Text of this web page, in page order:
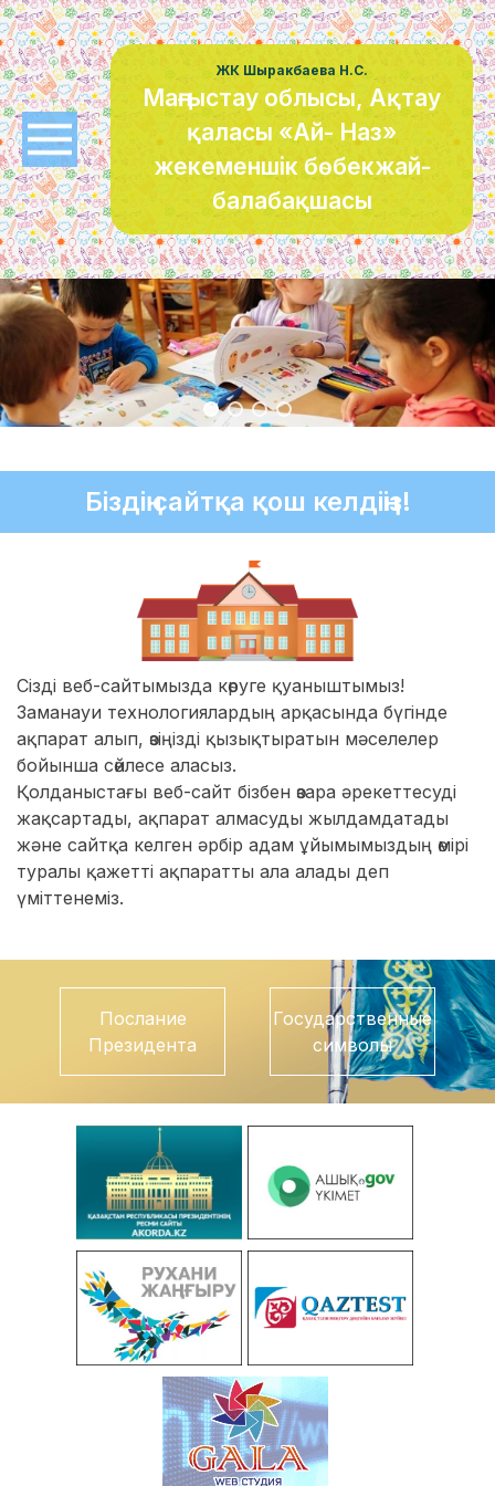
ЖК Шыракбаева Н.С.
Маңғыстау облысы, Ақтау
қаласы «Ай- Наз»
жекеменшік бөбекжай-
балабақшасы
Біздің сайтқа қош келдіңіз!
Сізді веб-сайтымызда көруге қуаныштымыз!
Заманауи технологиялардың арқасында бүгінде
ақпарат алып, өзіңізді қызықтыратын мәселелер
бойынша сөйлесе аласыз.
Қолданыстағы веб-сайт бізбен өзара әрекеттесуді
жақсартады, ақпарат алмасуды жылдамдатады
және сайтқа келген әрбір адам ұйымымыздың өмірі
туралы қажетті ақпаратты ала алады деп
үміттенеміз.
Послание
Президента
Государственные
символы